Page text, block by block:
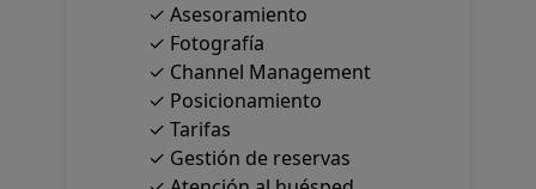
✓ Asesoramiento
✓ Fotografía
✓ Channel Management
✓ Posicionamiento
✓ Tarifas
✓ Gestión de reservas